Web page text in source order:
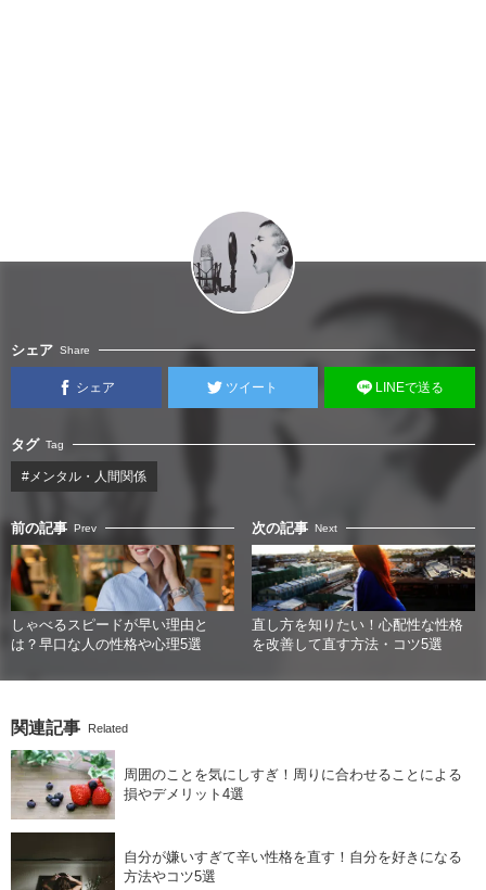
シェア Share
シェア ツイート LINEで送る
タグ Tag
#メンタル・人間関係
前の記事 Prev
しゃべるスピードが早い理由と
は？早口な人の性格や心理5選
次の記事 Next
直し方を知りたい！心配性な性格
を改善して直す方法・コツ5選
関連記事 Related
周囲のことを気にしすぎ！周りに合わせることによる
損やデメリット4選
自分が嫌いすぎて辛い性格を直す！自分を好きになる
方法やコツ5選